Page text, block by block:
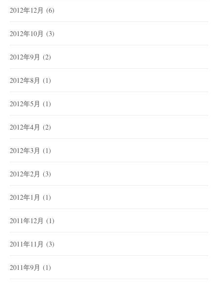
2012年12月 (6)
2012年10月 (3)
2012年9月 (2)
2012年8月 (1)
2012年5月 (1)
2012年4月 (2)
2012年3月 (1)
2012年2月 (3)
2012年1月 (1)
2011年12月 (1)
2011年11月 (3)
2011年9月 (1)